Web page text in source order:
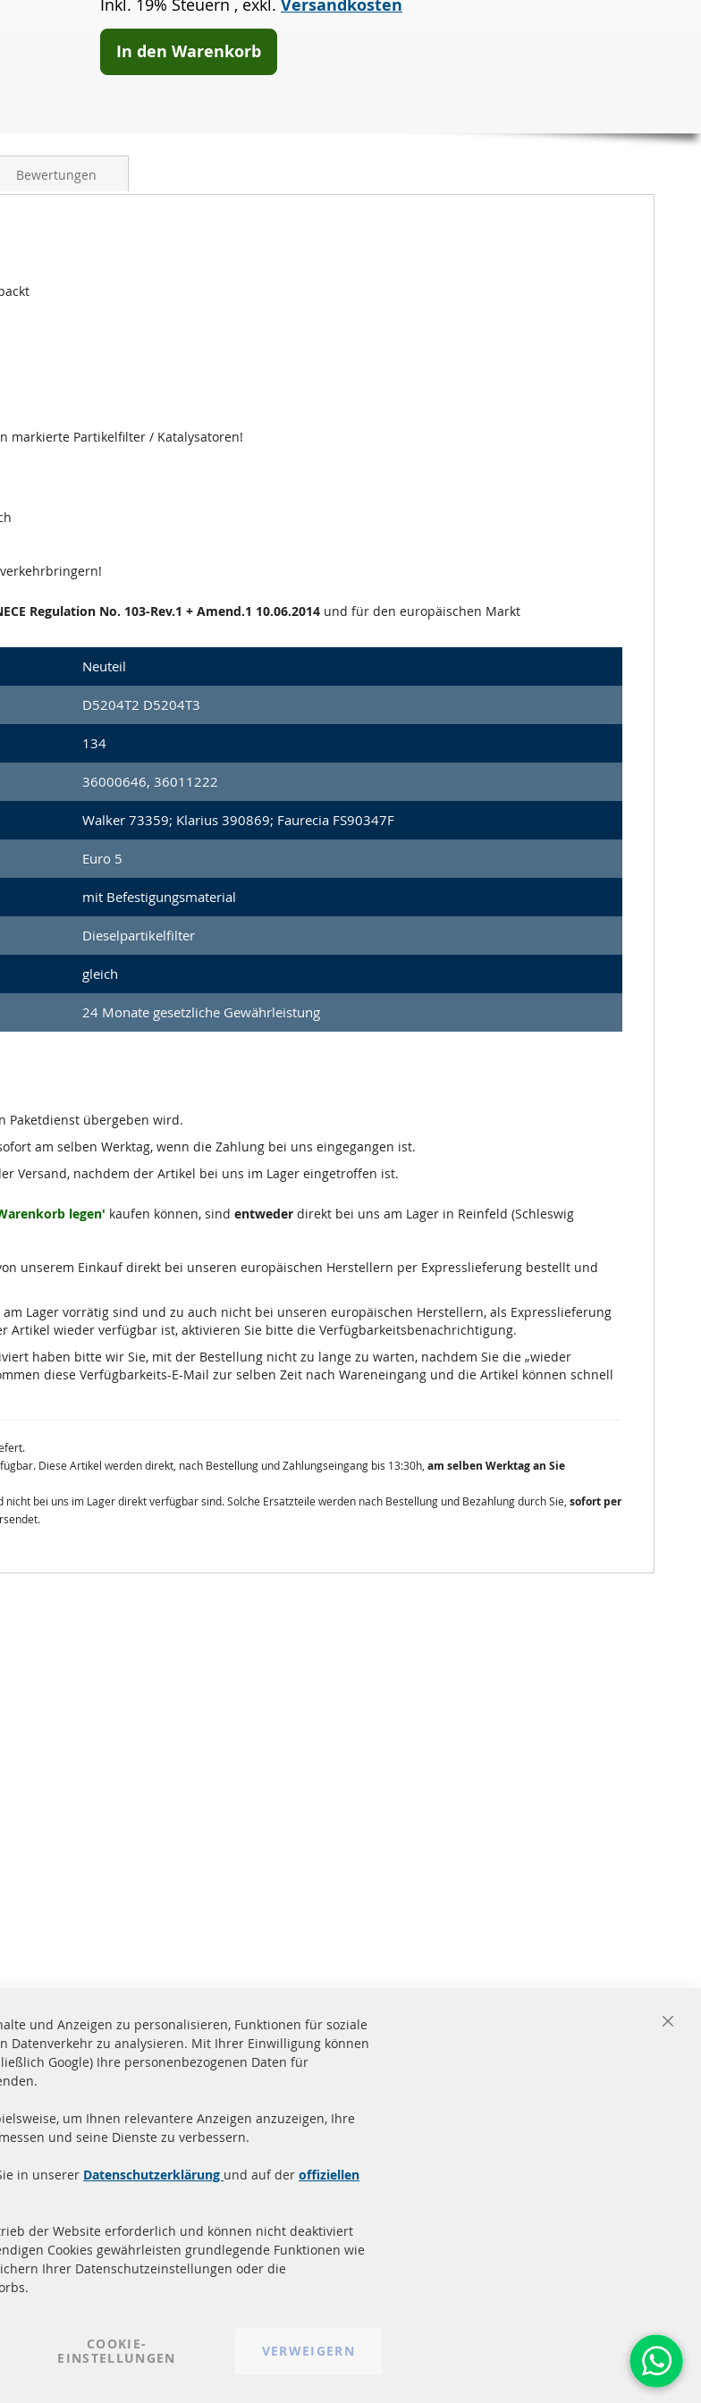
D4
Inkl. 19% Steuern , exkl. Versandkosten
In den Warenkorb
Bewertungen
markierte Partikelfilter / Katalysatoren!
Regulation No. 103-Rev.1 + Amend.1 10.06.2014 und für den europäischen Markt
Neuteil
D5204T2 D5204T3
134
36000646, 36011222
Walker 73359; Klarius 390869; Faurecia FS90347F
Euro 5
mit Befestigungsmaterial
Dieselpartikelfilter
gleich
24 Monate gesetzliche Gewährleistung
Paketdienst übergeben wird.
am selben Werktag, wenn die Zahlung bei uns eingegangen ist.
Versand, nachdem der Artikel bei uns im Lager eingetroffen ist.
legen' kaufen können, sind entweder direkt bei uns am Lager in Reinfeld (Schleswig
unserem Einkauf direkt bei unseren europäischen Herstellern per Expresslieferung bestellt und
Lager vorrätig sind und zu auch nicht bei unseren europäischen Herstellern, als Expresslieferung
Artikel wieder verfügbar ist, aktivieren Sie bitte die Verfügbarkeitsbenachrichtigung.
haben bitte wir Sie, mit der Bestellung nicht zu lange zu warten, nachdem Sie die „wieder
diese Verfügbarkeits-E-Mail zur selben Zeit nach Wareneingang und die Artikel können schnell
Diese Artikel werden direkt, nach Bestellung und Zahlungseingang bis 13:30h, am selben Werktag an Sie
bei uns im Lager direkt verfügbar sind. Solche Ersatzteile werden nach Bestellung und Bezahlung durch Sie, sofort per
Stunden
Alle Teile zertifiziert und
homologiert mit e-Prüfzeichen
(DPF)
Reinigung
Über uns
Zahlungsarten
Versandkosten
Close
und Anzeigen zu personalisieren, Funktionen für soziale
Datenverkehr zu analysieren. Mit Ihrer Einwilligung können
Google) Ihre personenbezogenen Daten für
um Ihnen relevantere Anzeigen anzuzeigen, Ihre
und seine Dienste zu verbessern.
in unserer Datenschutzerklärung und auf der offiziellen
der Website erforderlich und können nicht deaktiviert
Cookies gewährleisten grundlegende Funktionen wie
Ihrer Datenschutzeinstellungen oder die
COOKIE-
EINSTELLUNGEN
VERWEIGERN